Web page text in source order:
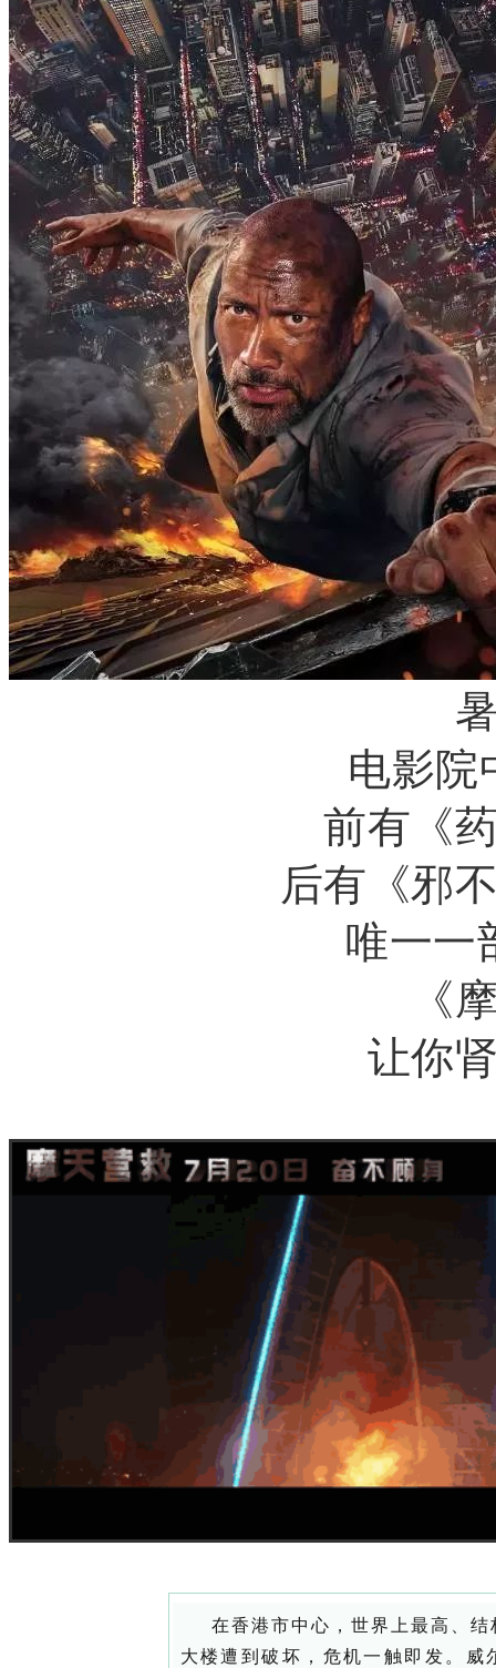
电影院
前有《
后有《邪
唯一一
《
让你
在香港市中心，世界上最高、
大楼遭到破坏，危机一触即发。
威